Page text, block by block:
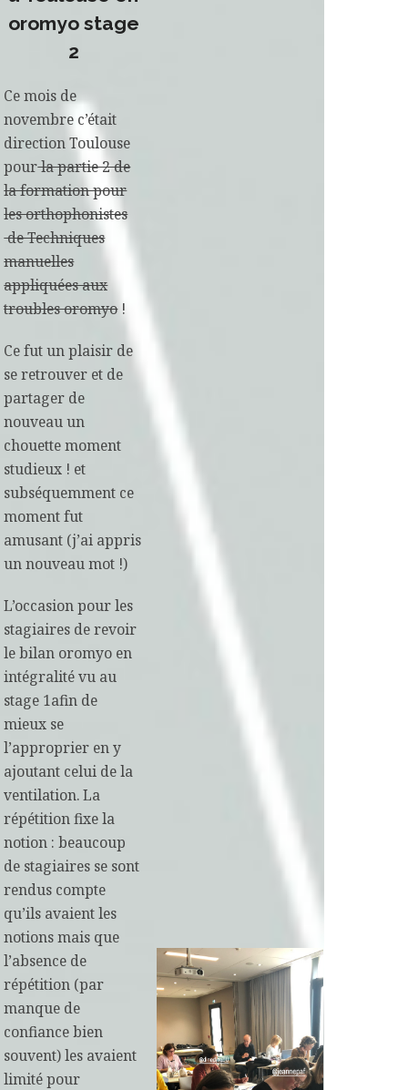
oromyo stage
2
Ce mois de
novembre c’était
direction Toulouse
pourla partie 2 de
la formation pour
les orthophonistes
de Techniques
manuelles
appliquées aux
troubles oromyo!
Ce fut un plaisir de
se retrouver et de
partager de
nouveau un
chouette moment
studieux ! et
subséquemment ce
moment fut
amusant (j’ai appris
un nouveau mot !)
L’occasion pour les
stagiaires de revoir
le bilan oromyo en
intégralité vu au
stage 1afin de
mieux se
l’approprier en y
ajoutant celui de la
ventilation. La
répétition fixe la
notion : beaucoup
de stagiaires se sont
rendus compte
qu’ils avaient les
notions mais que
l’absence de
répétition (par
manque de
confiance bien
souvent) les avaient
limité pour